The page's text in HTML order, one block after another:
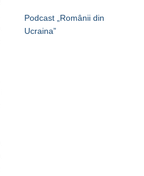
Podcast „Românii din
Ucraina”